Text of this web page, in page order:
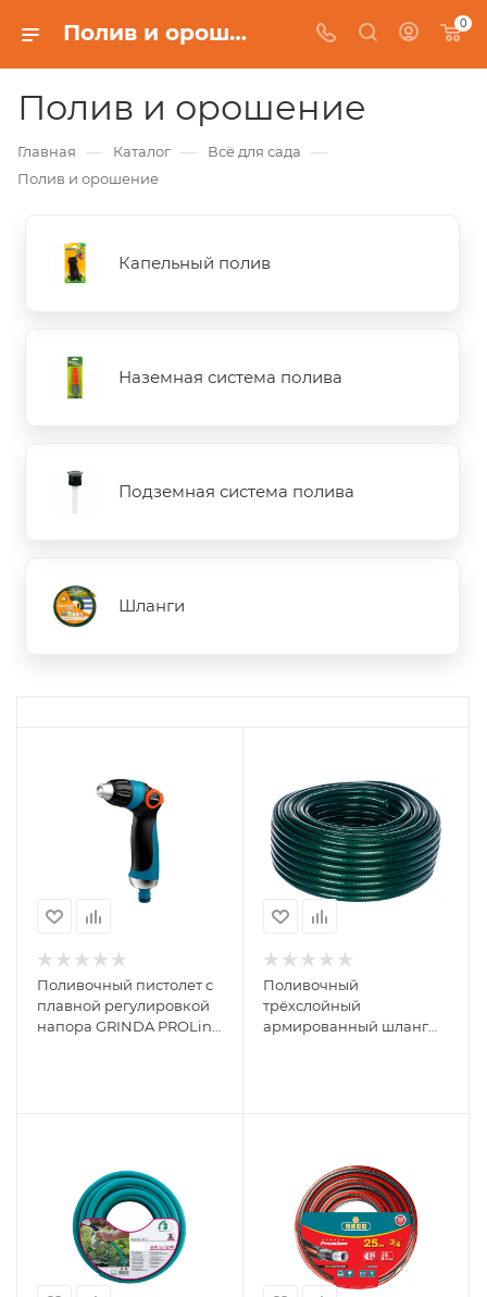
Полив и орошение 0
Полив и орошение
Главная — Каталог — Всё для сада —
Полив и орошение
Капельный полив
Наземная система полива
Подземная система полива
Шланги
Поливочный пистолет с
плавной регулировкой
напора GRINDA PROLine
Поливочный
трёхслойный
армированный шланг